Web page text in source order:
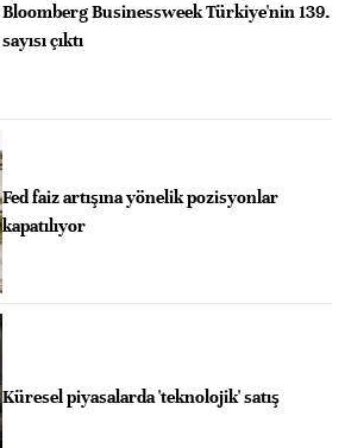
Bloomberg Businessweek Türkiye'nin 139.
sayısı çıktı
Fed faiz artışına yönelik pozisyonlar
kapatılıyor
Küresel piyasalarda 'teknolojik' satış